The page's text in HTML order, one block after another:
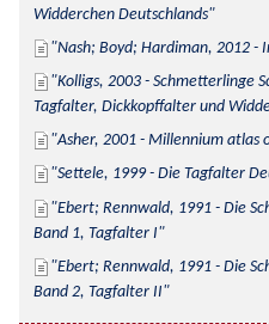
Widderchen Deutschlands
Nash; Boyd; Hardiman, 2012 -
Kolligs, 2003 - Schmetterlinge
Tagfalter, Dickkopffalter und
Asher, 2001 - Millennium
Settele, 1999 - Die Tagfalter
Ebert; Rennwald, 1991 - Die
Band 1, Tagfalter I
Ebert; Rennwald, 1991 - Die
Band 2, Tagfalter II